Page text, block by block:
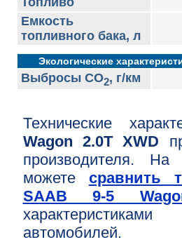
Емкость
топливного бака, л
Экологические
Выбросы CO2, г/км
Технические
Wagon 2.0T XWD
производителя.
можете сравнить
SAAB 9-5
автомобилей.